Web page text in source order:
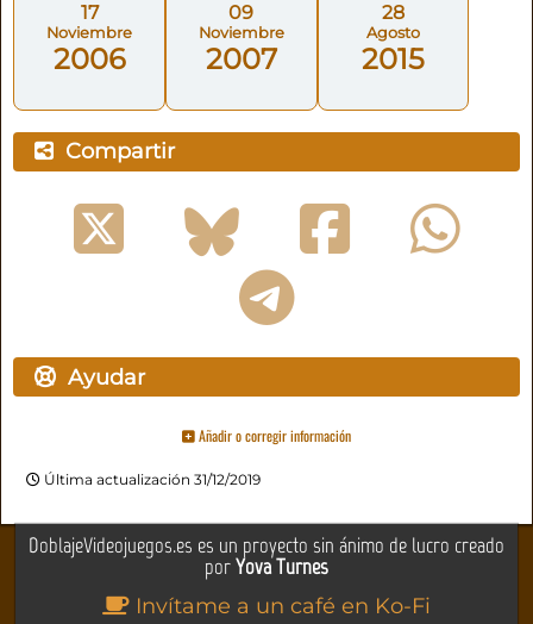
17
Noviembre
2006
09
Noviembre
2007
28
Agosto
2015
Compartir
Ayudar
Añadir o corregir información
Última actualización 31/12/2019
DoblajeVideojuegos.es es un proyecto sin ánimo de lucro creado
porYova Turnes
Invítame a un café en Ko-Fi